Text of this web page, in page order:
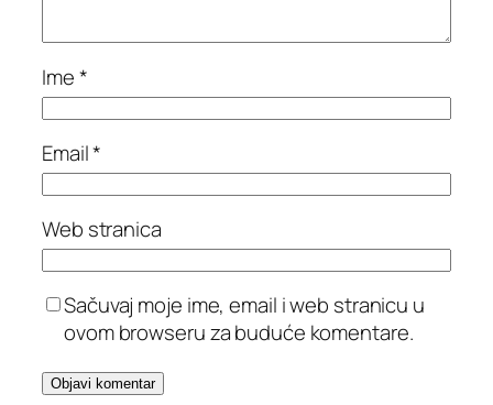
Ime*
Email*
Web stranica
Sačuvaj moje ime, email i web stranicu u
ovom browseru za buduće komentare.